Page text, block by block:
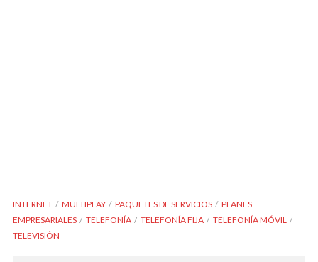
INTERNET MULTIPLAY PAQUETES DE SERVICIOS
PLANES
EMPRESARIALES
TELEFONÍA TELEFONÍA FIJA
TELEFONÍA MÓVIL
TELEVISIÓN